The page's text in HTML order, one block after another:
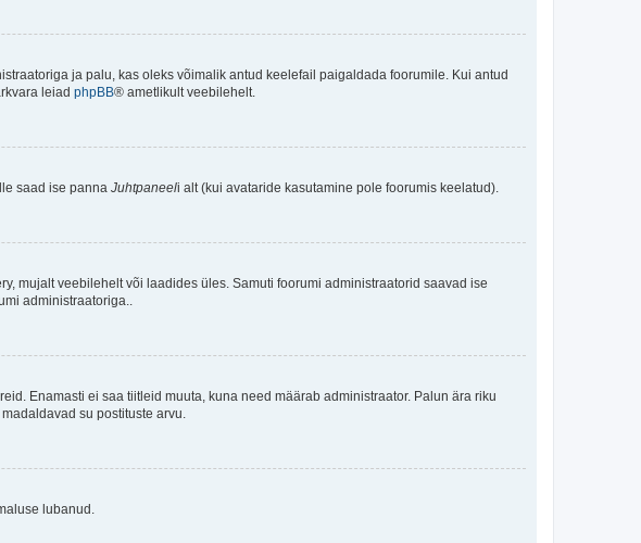
ja palu, kas oleks võimalik antud keelefail paigaldada foorumile. Kui antud
leiad phpBB® ametlikult veebilehelt.
saad ise panna Juhtpaneeli alt (kui avataride kasutamine pole foorumis keelatud).
mujalt veebilehelt või laadides üles. Samuti foorumi administraatorid saavad ise
administraatoriga..
Enamasti ei saa tiitleid muuta, kuna need määrab administraator. Palun ära riku
su postituste arvu.
lubanud.